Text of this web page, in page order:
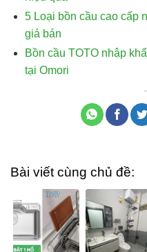
5 Loại bồn cầu cao cấp
giá bán
Bồn cầu TOTO nhập
tại Omori
Bài viết cùng chủ đề: